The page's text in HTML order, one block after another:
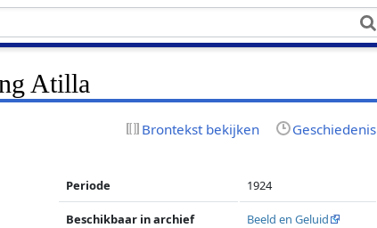
Atilla
Brontekst bekijken Geschiedenis
Periode 1924
Beschikbaar in archief Beeld en Geluid